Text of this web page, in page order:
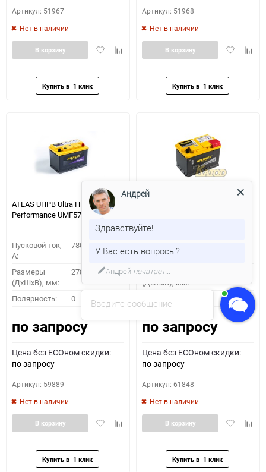
Артикул: 51967
Нет в наличии
ДобавитьДобавить
В корзину
Артикул: 51968
Нет в наличии
Добавить
В корзину
ATLAS UHPB Ultra High
Performance UMF57800
Пусковой ток,
A:
780
Размеры
(ДхШхВ), мм:
278x175x190
Полярность: 0
по запросу
Цена без ECOном скидки:
по запросу
Артикул: 59889
Нет в наличии
ДобавитьДобавить
В корзину
A:
Размеры
(ДхШхВ), мм:
Полярность:
по запросу
Цена без ECOном скидки:
по запросу
Артикул: 61848
Нет в наличии
Добавить
В корзину
Введите сообщение
Андрей
Здравствуйте!
У Вас есть вопросы?
Андрей печатает...